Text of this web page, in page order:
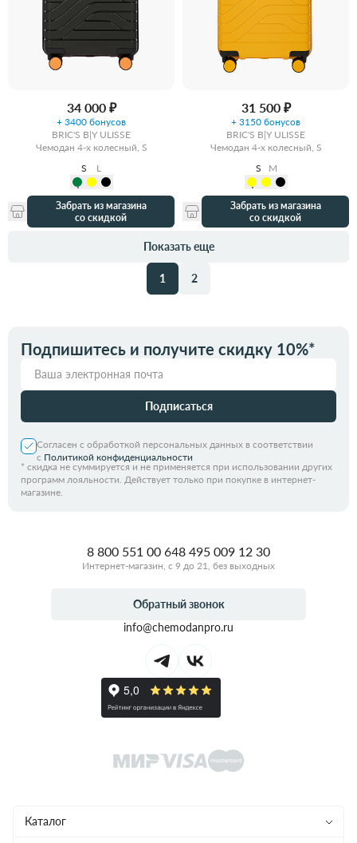
34 000 ₽
+ 3400 бонусов
BRIC'S B|Y ULISSE
Чемодан 4-х колесный, S
S
L
Забрать из магазина
со скидкой
31 500 ₽
+ 3150 бонусов
BRIC'S B|Y ULISSE
Чемодан 4-х колесный, S
S
M
Забрать из магазина
со скидкой
Показать еще
1 2
Подпишитесь и получите скидку 10%*
Подписаться
Согласен с обработкой персональных данных в соответствии
с Политикой конфиденциальности
* скидка не суммируется и не применяется при использовании других
программ лояльности. Действует только при покупке в интернет-
магазине.
Каталог
8 800 551 00 648 495 009 12 30
Интернет-магазин, с 9 до 21, без выходных
Обратный звонок
info@chemodanpro.ru